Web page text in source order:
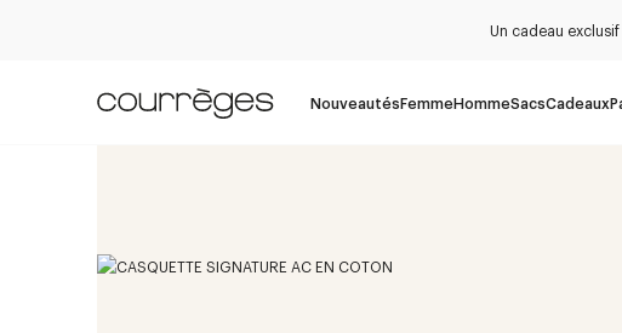
Un cadeau
NouveautésFemmeHommeSacsCadeaux